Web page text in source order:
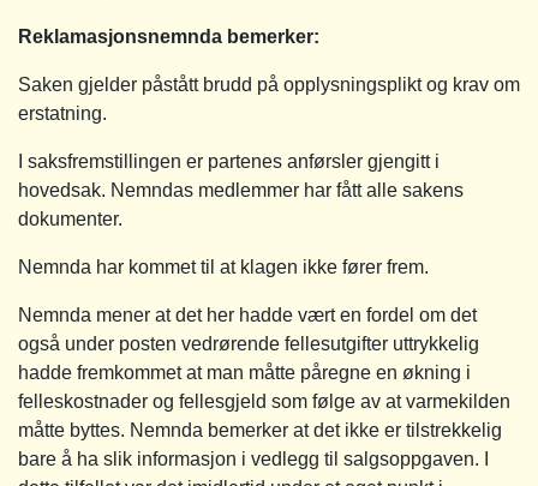
Reklamasjonsnemnda bemerker:
Saken gjelder påstått brudd på opplysningsplikt og krav om
erstatning.
I saksfremstillingen er partenes anførsler gjengitt i
hovedsak. Nemndas medlemmer har fått alle sakens
dokumenter.
Nemnda har kommet til at klagen ikke fører frem.
Nemnda mener at det her hadde vært en fordel om det
også under posten vedrørende fellesutgifter uttrykkelig
hadde fremkommet at man måtte påregne en økning i
felleskostnader og fellesgjeld som følge av at varmekilden
måtte byttes. Nemnda bemerker at det ikke er tilstrekkelig
bare å ha slik informasjon i vedlegg til salgsoppgaven. I